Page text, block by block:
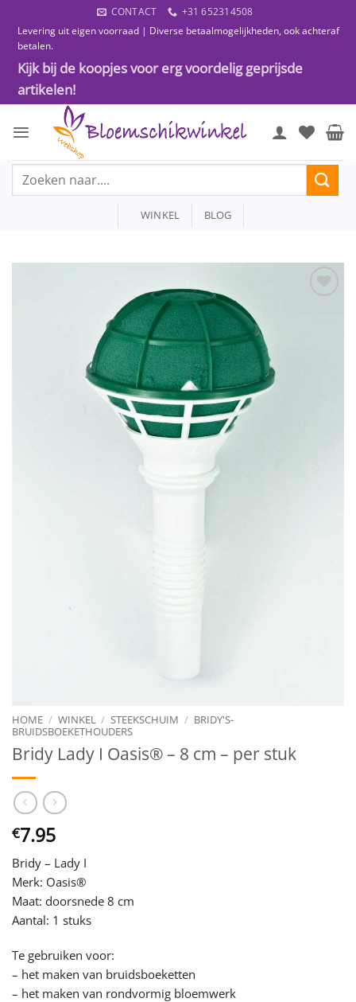
naar
inhoud
CONTACT
+31 652314508
Levering uit eigen voorraad | Diverse betaalmogelijkheden, ook achteraf
betalen.
Kijk bij de koopjes voor erg voordelig geprijsde
artikelen!
Zoeken
WINKEL BLOG
HOME / WINKEL / STEEKSCHUIM / BRIDY'S-
BRUIDSBOEKETHOUDERS
Bridy Lady I Oasis® – 8 cm – per stuk
€7.95
Bridy – Lady I
Merk: Oasis®
Maat: doorsnede 8 cm
Aantal: 1 stuks
Te gebruiken voor:
– het maken van bruidsboeketten
– het maken van rondvormig bloemwerk